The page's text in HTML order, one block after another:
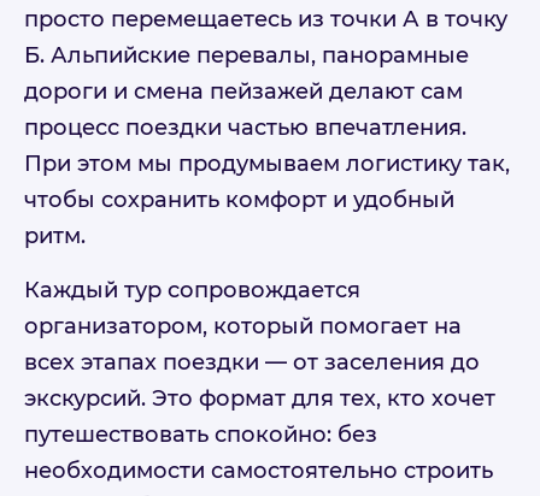
просто перемещаетесь из точки А в точку
Б. Альпийские перевалы, панорамные
дороги и смена пейзажей делают сам
процесс поездки частью впечатления.
При этом мы продумываем логистику так,
чтобы сохранить комфорт и удобный
ритм.
Каждый тур сопровождается
организатором, который помогает на
всех этапах поездки — от заселения до
экскурсий. Это формат для тех, кто хочет
путешествовать спокойно: без
необходимости самостоятельно строить